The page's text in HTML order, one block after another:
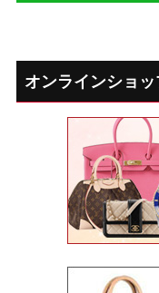
オンラインショッ